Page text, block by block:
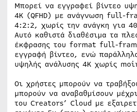
Μπορεί να εγγραφεί βίντεο
4K (QFHD) με ανάγνωση full-
4:2:2, χωρίς την ανάγκη για
Αυτό καθιστά διαθέσιμα τα
έκφρασης του format full-
εγγραφή βίντεο, ενώ
υψηλής ανάλυσης 4K χωρίς
Οι χρήστες μπορούν να
μπορούν να αναβαθμίσουν
του Creators’ Cloud με